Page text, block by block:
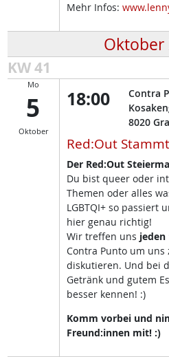
Mehr Infos:
Oktober
KW 41
Mo
5
Oktober
18:00
Contra
8020
Red:Out
Der Red:Out
Du bist queer oder
Themen oder alles
LGBTQI+ so passiert
hier genau richtig!
Wir treffen uns jeden
Contra Punto um
diskutieren. Und bei
Getränk und gutem
besser kennen! :)
Komm vorbei und
Freund:innen mit! :)